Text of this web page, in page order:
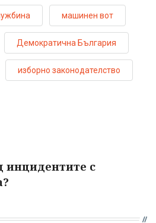
машинен вот
Демократична България
изборно законодателство
инцидентите с